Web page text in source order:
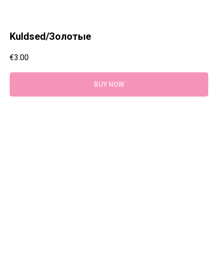
Kuldsed/Золотые
€3.00
BUY NOW